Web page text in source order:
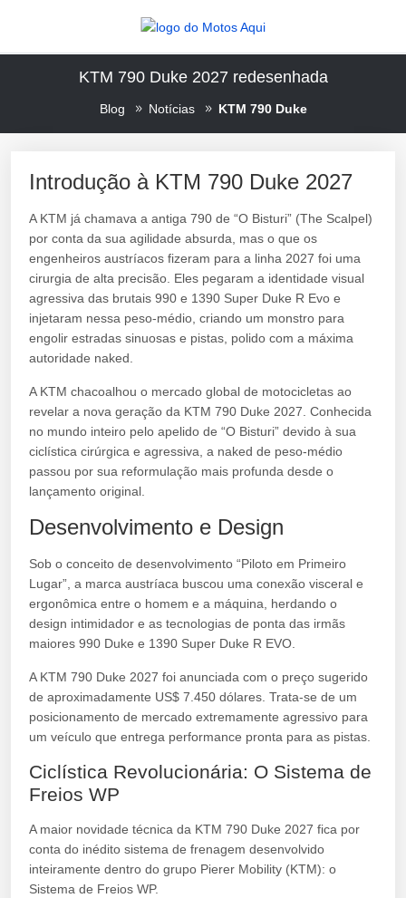
KTM 790 Duke 2027 redesenhada
Blog Notícias KTM 790 Duke
Introdução à KTM 790 Duke 2027
A KTM já chamava a antiga 790 de “O Bisturi” (The Scalpel)
por conta da sua agilidade absurda, mas o que os
engenheiros austríacos fizeram para a linha 2027 foi uma
cirurgia de alta precisão. Eles pegaram a identidade visual
agressiva das brutais 990 e 1390 Super Duke R Evo e
injetaram nessa peso-médio, criando um monstro para
engolir estradas sinuosas e pistas, polido com a máxima
autoridade naked.
A KTM chacoalhou o mercado global de motocicletas ao
revelar a nova geração da KTM 790 Duke 2027. Conhecida
no mundo inteiro pelo apelido de “O Bisturi” devido à sua
ciclística cirúrgica e agressiva, a naked de peso-médio
passou por sua reformulação mais profunda desde o
lançamento original.
Desenvolvimento e Design
Sob o conceito de desenvolvimento “Piloto em Primeiro
Lugar”, a marca austríaca buscou uma conexão visceral e
ergonômica entre o homem e a máquina, herdando o
design intimidador e as tecnologias de ponta das irmãs
maiores 990 Duke e 1390 Super Duke R EVO.
A KTM 790 Duke 2027 foi anunciada com o preço sugerido
de aproximadamente US$ 7.450 dólares. Trata-se de um
posicionamento de mercado extremamente agressivo para
um veículo que entrega performance pronta para as pistas.
Ciclística Revolucionária: O Sistema de
Freios WP
A maior novidade técnica da KTM 790 Duke 2027 fica por
conta do inédito sistema de frenagem desenvolvido
inteiramente dentro do grupo Pierer Mobility (KTM): o
Sistema de Freios WP.